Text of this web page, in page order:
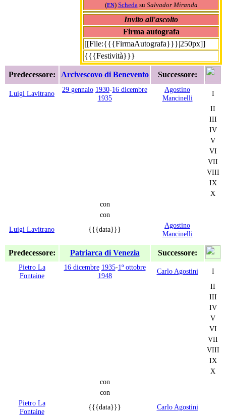
(EN) Scheda su Salvador Miranda
Invito all'ascolto
Firma autografa
[[File:{{{FirmaAutografa}}}|250px]]
{{{Festività}}}
Predecessore: Arcivescovo di Benevento Successore:
Luigi Lavitrano 29 gennaio 1930-16 dicembre
1935
Agostino
Mancinelli
I
II
III
IV
V
VI
VII
VIII
IX
X
con
con
Luigi Lavitrano
{{{data}}}
Agostino
Mancinelli
Predecessore: Patriarca di Venezia Successore:
Pietro La
Fontaine
16 dicembre 1935-1º ottobre
1948
Carlo Agostini
I
II
III
IV
V
VI
VII
VIII
IX
X
con
con
Pietro La
Fontaine
{{{data}}} Carlo Agostini